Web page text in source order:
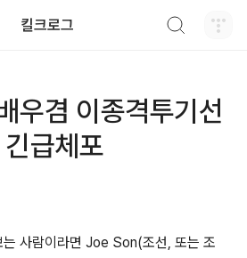
킬크로그
우겸 이종격투기선
급체포
사람이라면 Joe Son(조선, 또는 조